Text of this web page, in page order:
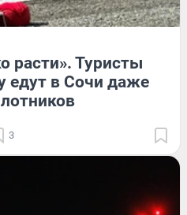
расти». Туристы
едут в Сочи даже
3